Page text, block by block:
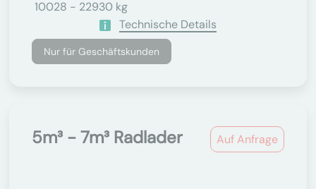
10028 - 22930 kg
Technische Details
Nur für Geschäftskunden
Auf Anfrage
5m³ - 7m³ Radlader